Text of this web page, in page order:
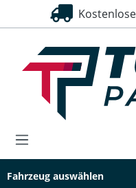
springen 30
Fahrzeug auswählen